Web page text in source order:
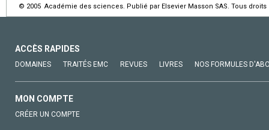
© 2005 Académie des sciences. Publié par Elsevier Masson SAS. Tous droits
ACCÈS RAPIDES
DOMAINES TRAITÉS EMC REVUES LIVRES NOS FORMULES
MON COMPTE
CRÉER UN COMPTE